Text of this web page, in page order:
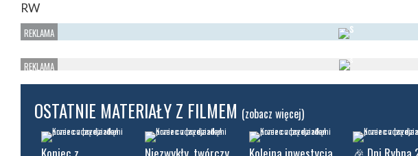
RW
OSTATNIE MATERIAŁY Z FILMEM (zobacz więcej)